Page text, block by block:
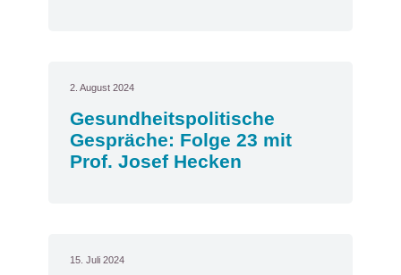
2. August 2024
Gesundheitspolitische
Gespräche: Folge 23 mit
Prof. Josef Hecken
15. Juli 2024